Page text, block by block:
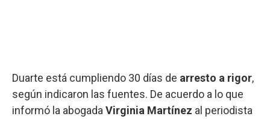
Duarte está cumpliendo 30 días de arresto a rigor,
según indicaron las fuentes. De acuerdo a lo que
informó la abogada Virginia Martínez al periodista